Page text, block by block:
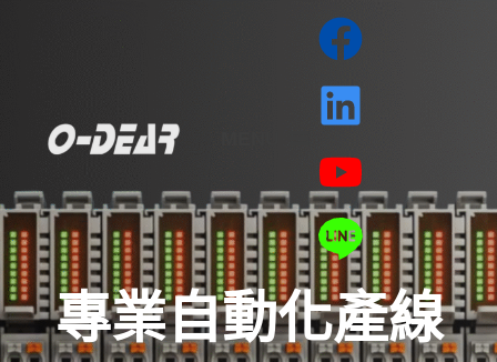
專業自動化產線